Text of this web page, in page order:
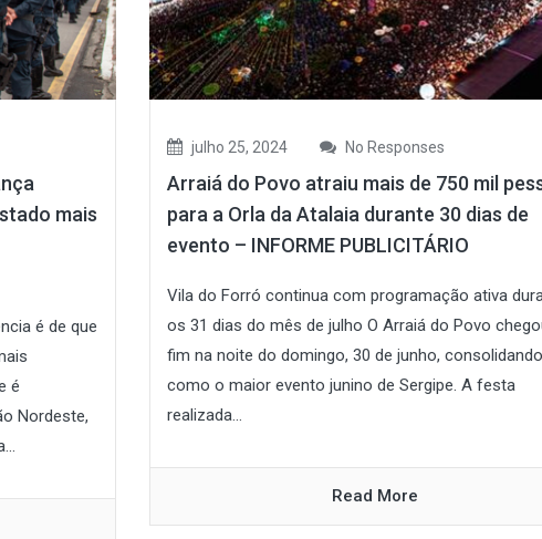
mais
é de que
é
Nordeste,
julho 25, 2024 No Responses
Arraiá do Povo atraiu mais de 750 mil
para a Orla da Atalaia durante 30 dias de
evento – INFORME PUBLICITÁRIO
Vila do Forró continua com programação ativa
os 31 dias do mês de julho O Arraiá do Povo
fim na noite do domingo, 30 de junho,
como o maior evento junino de Sergipe. A festa
realizada...
Read More